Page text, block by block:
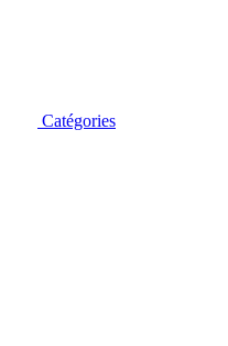
Catégories